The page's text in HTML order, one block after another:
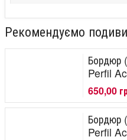
Рекомендуємо
Бордюр
Perfil
650,00
Бордюр
Perfil